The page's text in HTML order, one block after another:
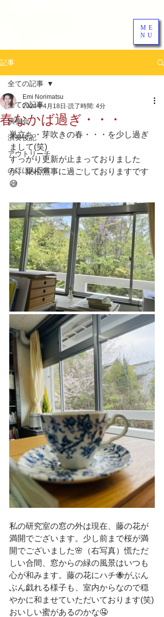
ME
NU
記事
全ての記事
演奏会
演奏後記
アウトリーチ
のほほん日常
全ての記事
春なかば過ぎ・・・
Emi Norimatsu
2024年4月18日 読了時間: 4分
巣立ち・芽吹きの春・・・を少し過ぎ
まして(笑)
すっかり更新が止まっておりました
が、乗松無事に過ごしておりますです
😅
私の研究室の窓の外は現在、藤の花が
満開でございます。少し前まで桜が満
開でございました🌸（右写真）慌ただ
しい合間、窓からの緑の風景はいつも
心が和みます。藤の花にハチ🐝がぶん
ぶん戯れる様子も、室内からなので穏
やかに和ませていただいております(笑)
おいしい蜜があるのかな🤤